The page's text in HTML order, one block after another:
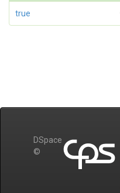
true
DSpace
©